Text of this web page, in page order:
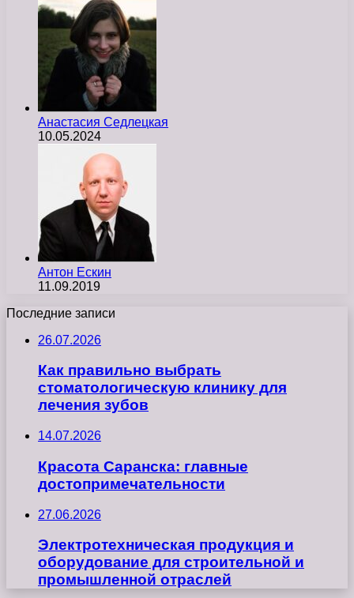
Анастасия Седлецкая
10.05.2024
Антон Ескин
11.09.2019
Последние записи
26.07.2026
Как правильно выбрать
стоматологическую клинику для
лечения зубов
14.07.2026
Красота Саранска: главные
достопримечательности
27.06.2026
Электротехническая продукция и
оборудование для строительной и
промышленной отраслей